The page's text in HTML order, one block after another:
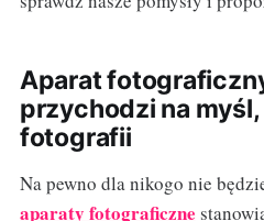
Aparat
przychodzi na
fotografii
Na pewno dla nikogo nie
aparaty fotograficzne